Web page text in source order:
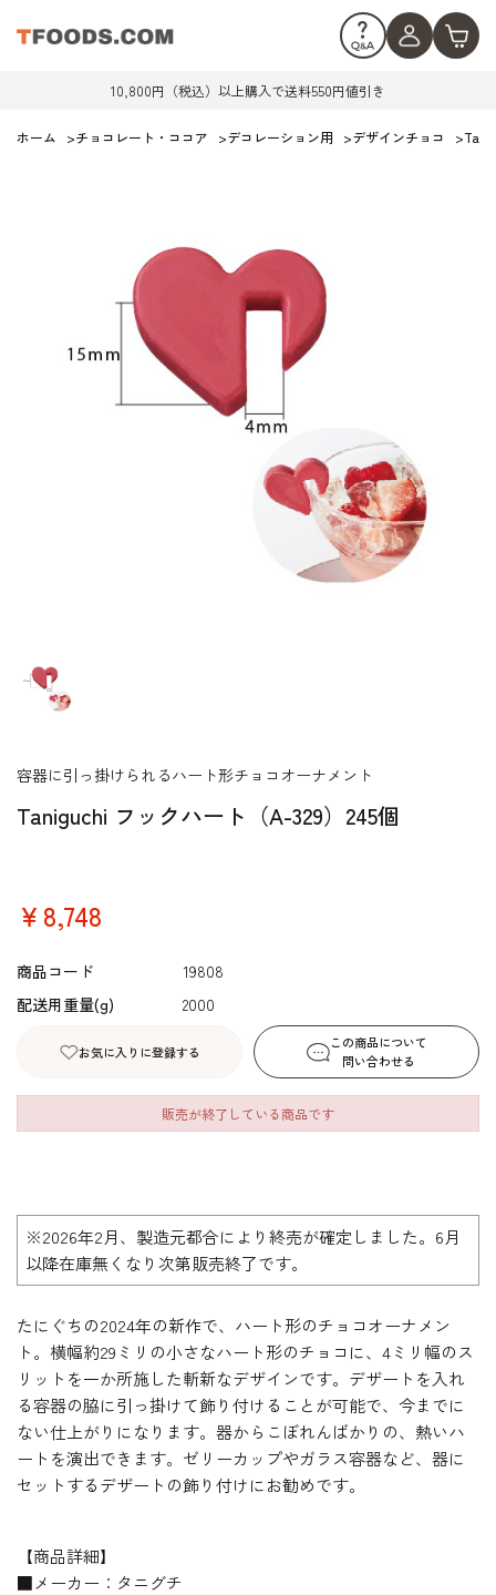
10,800円（税込）以上購入で送料550円値引き
ホーム >チョコレート・ココア >デコレーション用 >デザインチョコ >
Taniguchi フックハート（A-329）245個
容器に引っ掛けられるハート形チョコオーナメント
￥8,748
商品コード
19808
配送用重量(g)
2000
お気に入りに登録する
この商品について
問い合わせる
販売が終了している商品です
※2026年2月、製造元都合により終売が確定しました。6月
以降在庫無くなり次第販売終了です。
たにぐちの2024年の新作で、ハート形のチョコオーナメン
ト。横幅約29ミリの小さなハート形のチョコに、4ミリ幅のス
リットを一か所施した斬新なデザインです。デザートを入れ
る容器の脇に引っ掛けて飾り付けることが可能で、今までに
ない仕上がりになります。器からこぼれんばかりの、熱いハ
ートを演出できます。ゼリーカップやガラス容器など、器に
セットするデザートの飾り付けにお勧めです。
【商品詳細】
■メーカー：タニグチ